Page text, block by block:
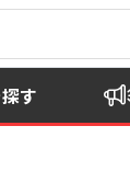
す